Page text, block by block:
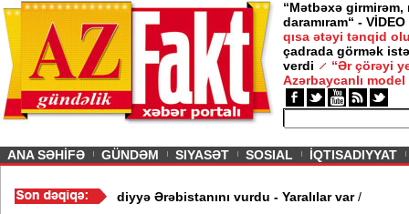
“Mətbəxə girmirəm,
daramıram“ - VİDEO
qısa ətəyi tənqid
çadrada görmək
verdi
“Ər çörəyi
Azərbaycanlı model
ANA SƏHİFƏ GÜNDƏM SIYASƏT SOSIAL İQTISADIYYAT
- SİYAHI/Husilər Səudiyyə Ərəbistanını vurdu - Yaralılar var